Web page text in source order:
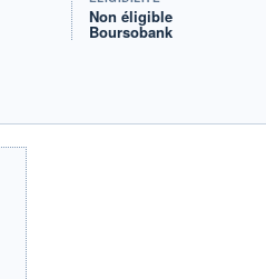
Non éligible
Boursobank